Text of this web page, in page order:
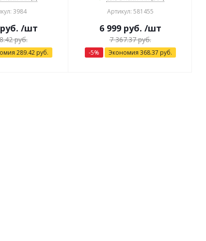
3984
/шт
руб.
289.42руб.
Артикул: 581455
6 999руб. /шт
7 367.37руб.
-5% Экономия 368.37 руб.